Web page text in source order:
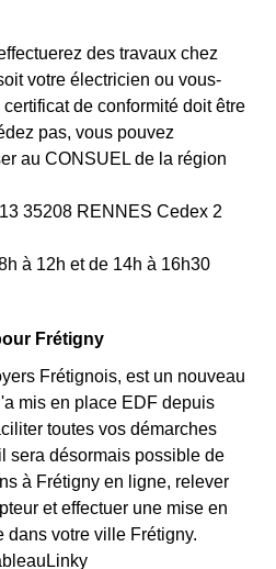
des travaux chez
votre électricien ou vous-
de conformité doit être
pas, vous pouvez
au CONSUEL de la région
35208 RENNES Cedex 2
à 12h et de 14h à 16h30
Frétigny
Frétignois, est un nouveau
mis en place EDF depuis
toutes vos démarches
sera désormais possible de
à Frétigny en ligne, relever
et effectuer une mise en
dans votre ville Frétigny.